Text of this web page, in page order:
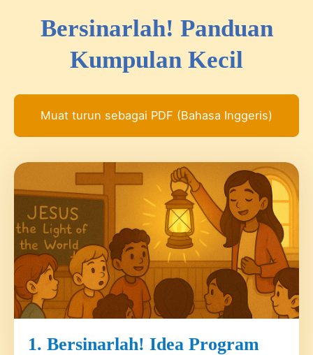
Bersinarlah! Panduan
Kumpulan Kecil
Muat turun sebagai PDF (Bahasa Inggeris)
1. Bersinarlah! Idea Program